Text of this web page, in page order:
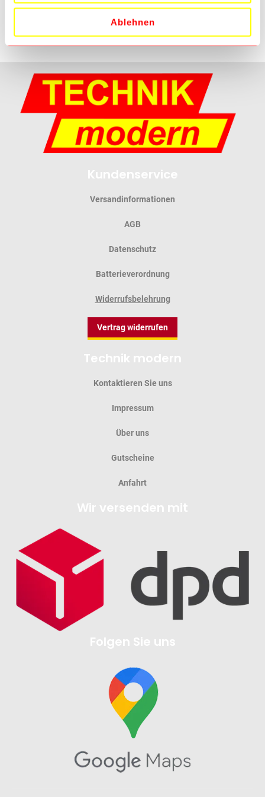
Ablehnen
Mehr Informationen
Versandinformationen
AGB
Datenschutz
Batterieverordnung
Widerrufsbelehrung
Vertrag widerrufen
Kontaktieren Sie uns
Impressum
Über uns
Gutscheine
Anfahrt